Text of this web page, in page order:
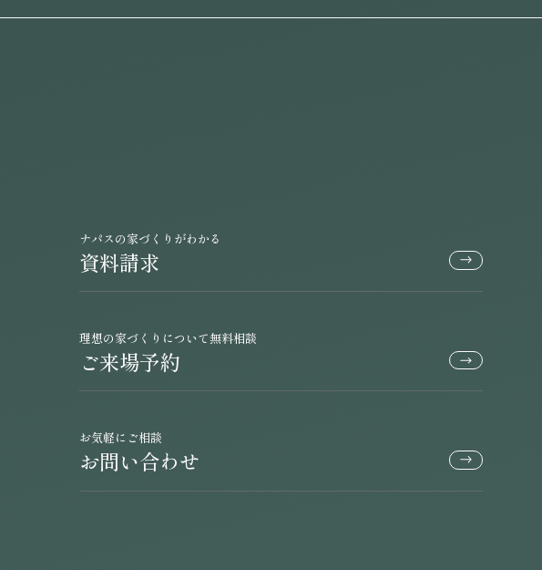
ナパスの家づくりがわかる
資料請求
理想の家づくりについて無料相談
ご来場予約
お気軽にご相談
お問い合わせ